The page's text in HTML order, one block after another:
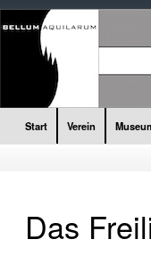
Start Verein
Das